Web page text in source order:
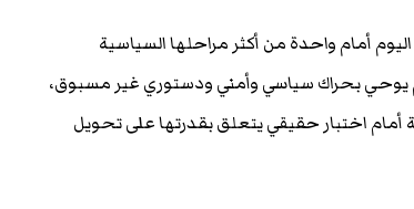
أمام واحدة من أكثر مراحلها السياسية
يوحي بحراك سياسي وأمني ودستوري غير مسبوق،
أمام اختبار حقيقي يتعلق بقدرتها على تحويل